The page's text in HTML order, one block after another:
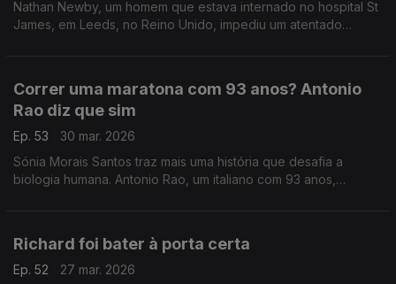
Nathan Newby, um homem que estava internado no hospital St
James, em Leeds, no Reino Unido, impediu um atentado
Correr uma maratona com 93 anos? Antonio
Rao diz que sim
Ep. 53
30 mar. 2026
Sónia Morais Santos traz mais uma história que desafia a
biologia humana. Antonio Rao, um italiano com 93 anos,
Richard foi bater à porta certa
Ep. 52
27 mar. 2026